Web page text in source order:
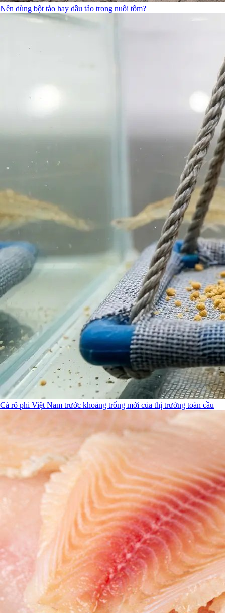
Nên dùng bột tảo hay dầu tảo trong nuôi tôm?
Cá rô phi Việt Nam trước khoảng trống mới của thị trường toàn cầu